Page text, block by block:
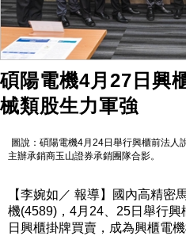
碩陽電機4月27日興
械類股生力軍強
圖說：碩陽電機4月24日舉行興櫃前法人
主辦承銷商玉山證券承銷團隊合影。
【李婉如／ 報導】國內高精密
機(4589)，4月24、25日舉行
日興櫃掛牌買賣，成為興櫃電